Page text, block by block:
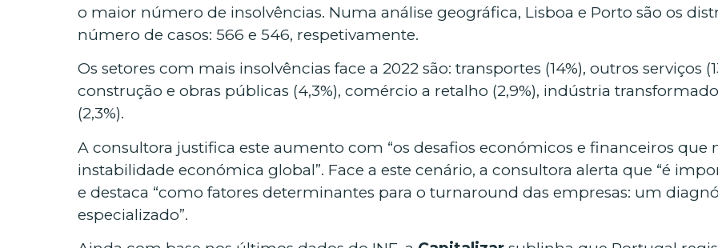
o maior número de insolvências. Numa análise geográfica, Lisboa e Porto são os
número de casos: 566 e 546, respetivamente.
Os setores com mais insolvências face a 2022 são: transportes (14%), outros serviços
construção e obras públicas (4,3%), comércio a retalho (2,9%), indústria
(2,3%).
A consultora justifica este aumento com “os desafios económicos e financeiros
instabilidade económica global”. Face a este cenário, a consultora alerta que “é
e destaca “como fatores determinantes para o turnaround das empresas: um
especializado”.